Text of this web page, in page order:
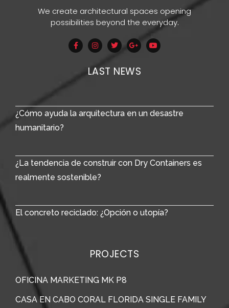
We create architectural spaces opening
possibilities beyond the everyday.
LAST NEWS
¿Cómo ayuda la arquitectura en un desastre
humanitario?
¿La tendencia de construir con Dry Containers es
realmente sostenible?
El concreto reciclado: ¿Opción o utopía?
PROJECTS
OFICINA MARKETING MK P8
CASA EN CABO CORAL FLORIDA SINGLE FAMILY